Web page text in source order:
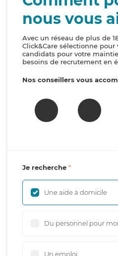
nous vous
Avec un réseau de plus de
Click&Care sélectionne
candidats pour votre
besoins de recrutement en
Nos conseillers vous
Je recherche
Une aide à domicile
Du personnel pour
Un emploi